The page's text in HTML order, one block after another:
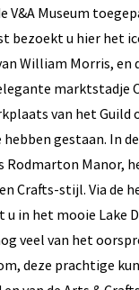
V&A Museum
bezoekt u hier het
William Morris, en
marktstadje
van het Guild
gestaan. In
Rodmarton Manor,
Crafts-stijl. Via de
in het mooie Lake
veel van het
deze prachtige